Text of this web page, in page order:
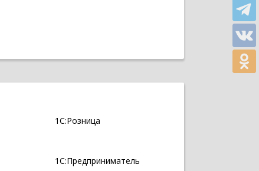
Прочитать весь отзыв
1С:Розница
1С:Предприниматель